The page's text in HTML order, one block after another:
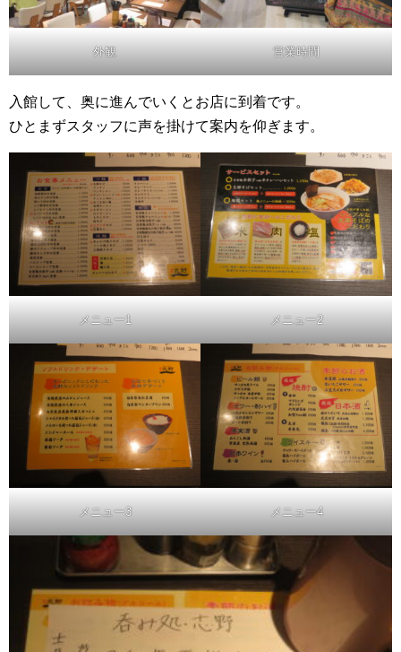
外観 営業時間
入館して、奥に進んでいくとお店に到着です。
ひとまずスタッフに声を掛けて案内を仰ぎます。
メニュー1 メニュー2
メニュー3 メニュー4